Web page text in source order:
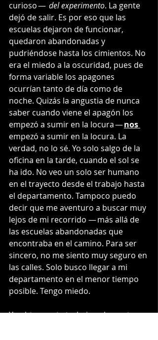
curioso — del experimento. La gente
dejó de salir. Es por eso que las
escuelas dejaron de funcionar,
quedaron abandonadas y
pudriéndose hasta los cimientos. No
era el miedo a la oscuridad, pues de
forma variable los apagones
ocurrían tanto de día como de
noche. Quizás la angustia de nunca
saber cuando viene el apagón los
empezó a sumir en la locura — nos
empezó a sumir en la locura. La
verdad, no lo sé. Yo solo salgo de la
oficina en la tarde, cuando el sol se
ha ido. No veo un solo ser humano
en el trayecto desde el trabajo hasta
el departamento. Tampoco puedo
decir que me aventuro a buscar muy
lejos de mi recorrido — más allá de
las escuelas abandonadas que
encontraba en el camino. Para ser
sincero, no me siento muy seguro en
las calles. Solo busco llegar a mi
departamento en el menor tiempo
posible. Tengo miedo.
Yo obtuve este trabajo solamente